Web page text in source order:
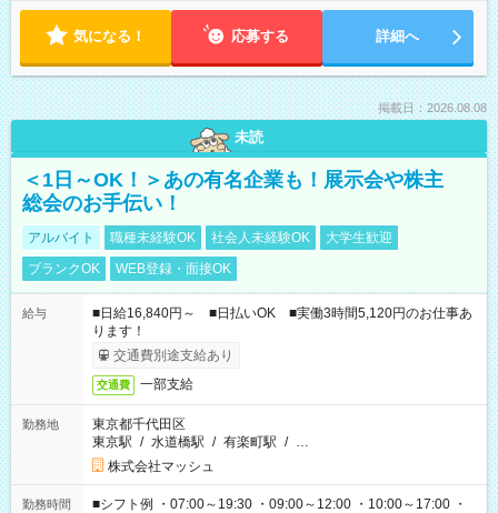
気になる！ 応募する 詳細へ
掲載日：2026.08.08
未読
＜1日～OK！＞あの有名企業も！展示会や株主
総会のお手伝い！
アルバイト 職種未経験OK 社会人未経験OK
大学生歓迎
ブランクOK
WEB登録・面接OK
給与
■日給16,840円～ ■日払いOK ■実働3時間5,120円のお仕事あ
ります！
交通費別途支給あり
交通費 一部支給
勤務地
東京都千代田区
東京駅 / 水道橋駅 / 有楽町駅 / …
株式会社マッシュ
勤務時間
■シフト例 ・07:00～19:30 ・09:00～12:00 ・10:00～17:00 ・